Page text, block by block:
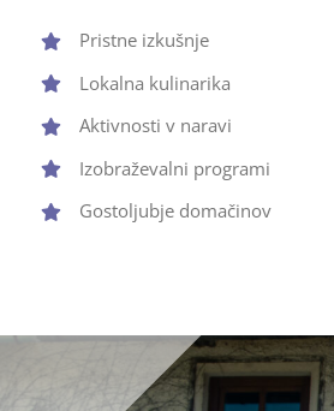
Pristne izkušnje
Lokalna kulinarika
Aktivnosti v naravi
Izobraževalni programi
Gostoljubje domačinov